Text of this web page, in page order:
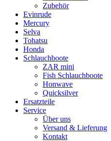
Zubehör
Evinrude
Mercury
Selva
Tohatsu
Honda
Schlauchboote
ZAR mini
Fish Schlauchboote
Honwave
Quicksilver
Ersatzteile
Service
Über uns
Versand & Lieferung
Kontakt